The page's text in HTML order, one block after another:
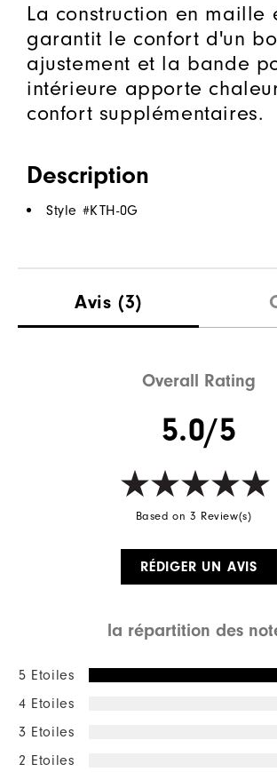
La construction en maille
garantit le confort d'un
ajustement et la bande
intérieure apporte
confort supplémentaires.
Description
Style #KTH-0G
Avis (3)
Overall Rating
5.0/5
Based on 3 Review(s)
RÉDIGER UN AVIS
la répartition des
5 Etoiles
4 Etoiles
3 Etoiles
2 Etoiles